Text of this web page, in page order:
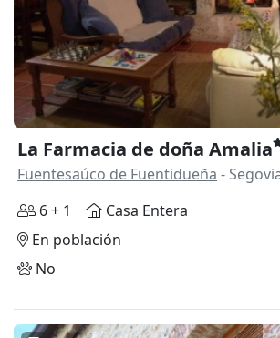
La Farmacia de doña Amalia
Fuentesaúco de Fuentidueña -
6 + 1
Casa Entera
En población
No